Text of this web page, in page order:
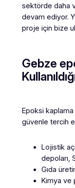
sektörde daha
devam ediyor.
proje için bize
Gebze
Epoksi
güvenle tercih
Lojistik
depoları,
Gıda
Kimya ve